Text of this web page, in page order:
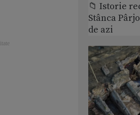
📁 Istorie
Stânca
de azi